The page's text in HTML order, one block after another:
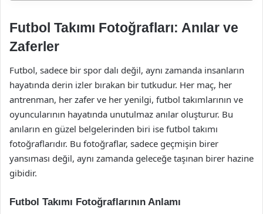
Futbol Takımı Fotoğrafları: Anılar ve
Zaferler
Futbol, sadece bir spor dalı değil, aynı zamanda insanların
hayatında derin izler bırakan bir tutkudur. Her maç, her
antrenman, her zafer ve her yenilgi, futbol takımlarının ve
oyuncularının hayatında unutulmaz anılar oluşturur. Bu
anıların en güzel belgelerinden biri ise futbol takımı
fotoğraflarıdır. Bu fotoğraflar, sadece geçmişin birer
yansıması değil, aynı zamanda geleceğe taşınan birer hazine
gibidir.
Futbol Takımı Fotoğraflarının Anlamı